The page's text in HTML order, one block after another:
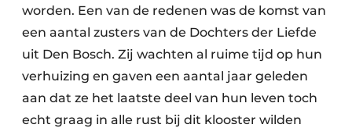
worden. Een van de redenen was de komst van
een aantal zusters van de Dochters der Liefde
uit Den Bosch. Zij wachten al ruime tijd op hun
verhuizing en gaven een aantal jaar geleden
aan dat ze het laatste deel van hun leven toch
echt graag in alle rust bij dit klooster wilden